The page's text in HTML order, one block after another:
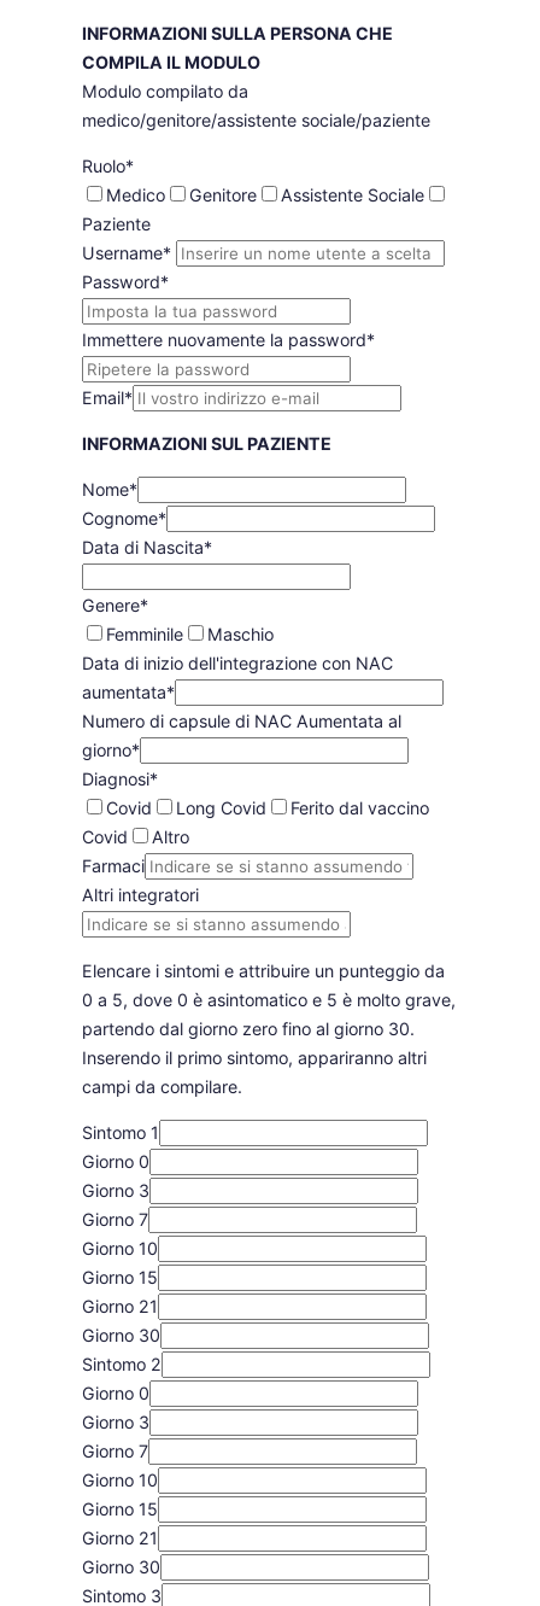
INFORMAZIONI SULLA PERSONA CHE
COMPILA IL MODULO
Modulo compilato da
medico/genitore/assistente sociale/paziente
Ruolo*
Medico
Genitore
Assistente Sociale
Paziente
Username*
Password*
Immettere nuovamente la password*
Email*
INFORMAZIONI SUL PAZIENTE
Nome*
Cognome*
Data di Nascita*
Genere*
Femminile
Maschio
Data di inizio dell'integrazione con NAC
aumentata*
Numero di capsule di NAC Aumentata al
giorno*
Diagnosi*
Covid
Long Covid
Ferito dal vaccino
Covid
Altro
Farmaci
Altri integratori
Elencare i sintomi e attribuire un punteggio da
0 a 5, dove 0 è asintomatico e 5 è molto grave,
partendo dal giorno zero fino al giorno 30.
Inserendo il primo sintomo, appariranno altri
campi da compilare.
Sintomo 1
Giorno 0
Giorno 3
Giorno 7
Giorno 10
Giorno 15
Giorno 21
Giorno 30
Sintomo 2
Giorno 0
Giorno 3
Giorno 7
Giorno 10
Giorno 15
Giorno 21
Giorno 30
Sintomo 3